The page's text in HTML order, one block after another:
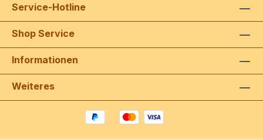
Service-Hotline
Shop Service
Informationen
Weiteres